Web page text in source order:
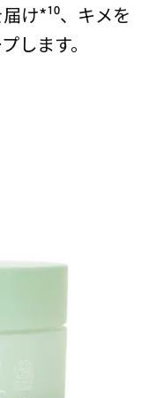
け*¹⁰、キメを
します。